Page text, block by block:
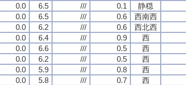
0.0 6.5 /// 0.1 静穏
0.0 6.5 /// 0.6 西南西
0.0 6.2 /// 0.6 西北西
0.0 6.4 /// 0.9 西
0.0 6.6 /// 0.5 西
0.0 6.2 /// 0.5 西
0.0 5.9 /// 0.8 西
0.0 5.8 /// 0.7 西